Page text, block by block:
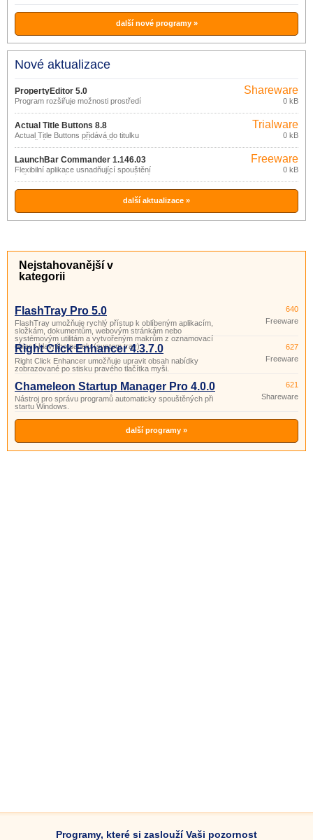
další nové programy »
Nové aktualizace
PropertyEditor 5.0
Program rozšiřuje možnosti prostředí
Shareware
0 kB
Actual Title Buttons 8.8
Actual Title Buttons přidává do titulku
aplikačních oken další 4 tlačítka
umožňující další operace s okny: aplikaci
transparentnosti, „srolování“ okna,
minimalizaci do oznamovací oblasti
hlavního panelu, uzamčení nad ostatními
otevřenými okny.
Trialware
0 kB
LaunchBar Commander 1.146.03
Flexibilní aplikace usnadňující spouštění
vašich oblíbených programů a otevíraní
složek dokumentů.
Freeware
0 kB
další aktualizace »
Nejstahovanější v
kategorii
FlashTray Pro 5.0
FlashTray umožňuje rychlý přístup k oblíbeným aplikacím,
složkám, dokumentům, webovým stránkám nebo
systémovým utilitám a vytvořeným makrům z oznamovací
oblasti hlavního panelu (system tray).
640
Freeware
Right Click Enhancer 4.3.7.0
Right Click Enhancer umožňuje upravit obsah nabídky
zobrazované po stisku pravého tlačítka myši.
627
Freeware
Chameleon Startup Manager Pro 4.0.0
Nástroj pro správu programů automaticky spouštěných při
startu Windows.
621
Shareware
další programy »
Programy, které si zaslouží Vaši pozornost